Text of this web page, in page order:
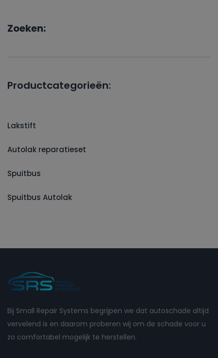
Zoeken:
Productcategorieën:
Lakstift
Autolak reparatieset
Spuitbus
Spuitbus Autolak
Bij Small Repair Systems begrijpen we dat autoschade altijd
vervelend is en daarom proberen wij om de schade voor u
zo comfortabel mogelijk te herstellen.